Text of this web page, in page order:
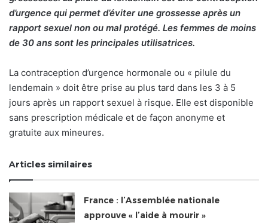
d’urgence qui permet d’éviter une grossesse après un
rapport sexuel non ou mal protégé. Les femmes de moins
de 30 ans sont les principales utilisatrices.
La contraception d’urgence hormonale ou « pilule du
lendemain » doit être prise au plus tard dans les 3 à 5
jours après un rapport sexuel à risque. Elle est disponible
sans prescription médicale et de façon anonyme et
gratuite aux mineures.
Articles similaires
France : l’Assemblée nationale
approuve « l’aide à mourir »